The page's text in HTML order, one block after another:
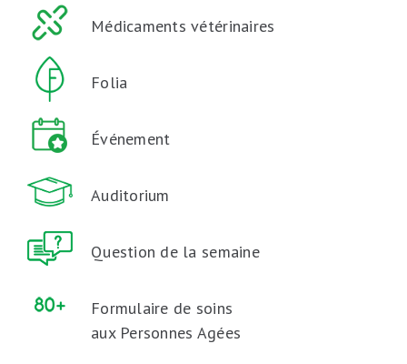
Médicaments vétérinaires
Folia
Événement
Auditorium
Question de la semaine
Formulaire de soins
aux Personnes Agées